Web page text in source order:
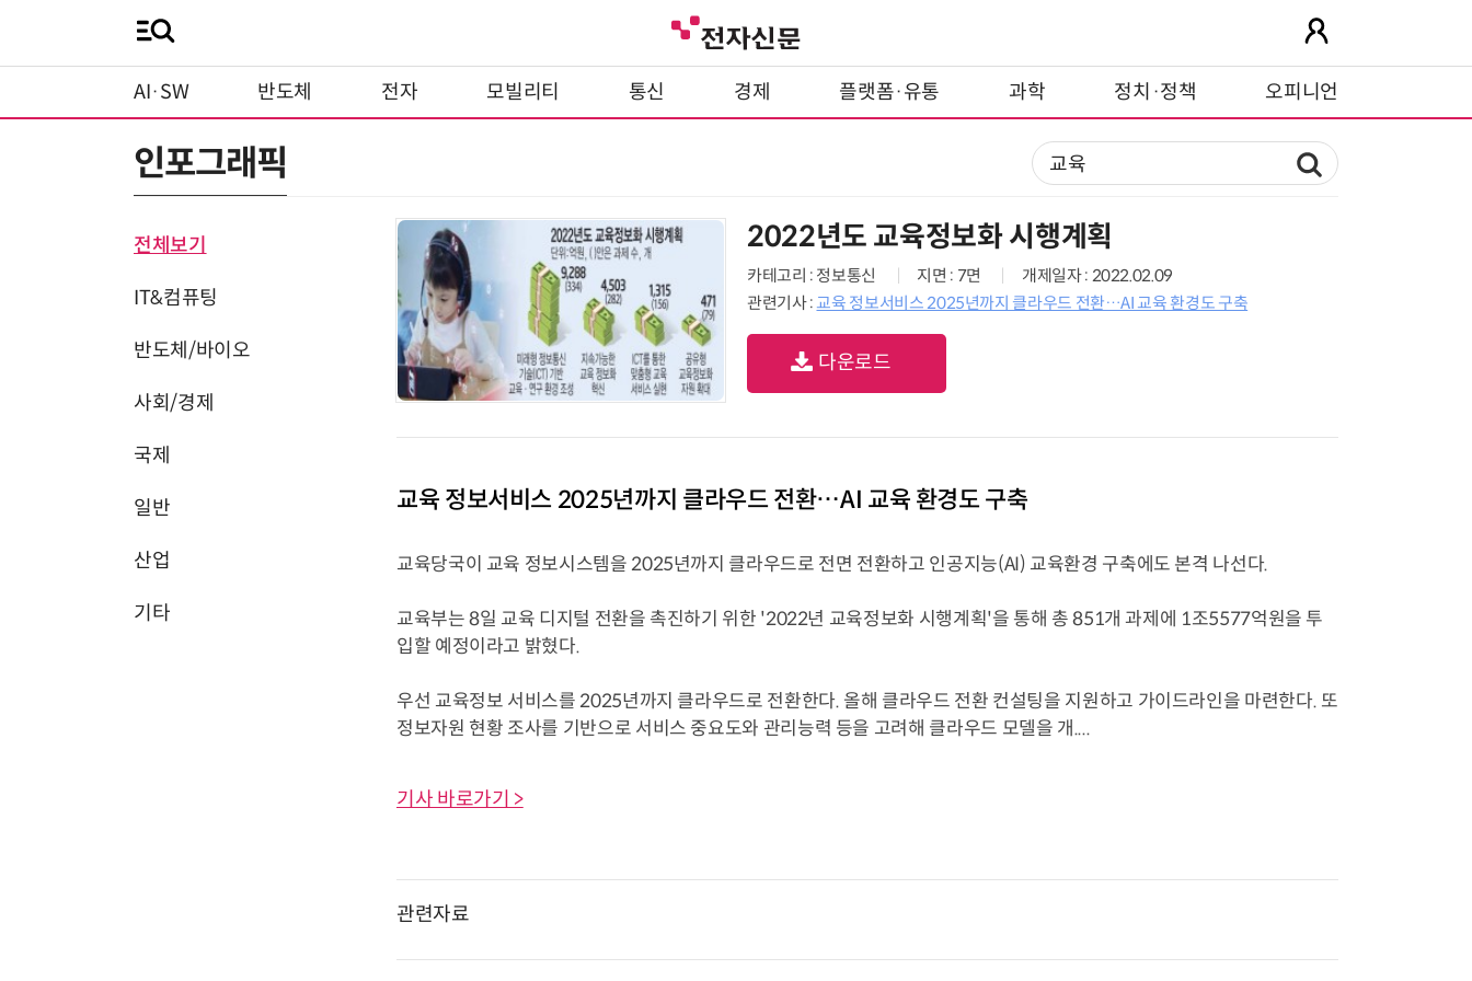
AI·SW 반도체 전자 모빌리티 통신 경제 플랫폼·유통 과학 정치·정책 오피니언
인포그래픽
전체보기
IT&컴퓨팅
반도체/바이오
사회/경제
국제
일반
산업
기타
2022년도 교육정보화 시행계획
카테고리 : 정보통신 지면 : 7면
개제일자 : 2022.02.09
관련기사 :교육 정보서비스 2025년까지 클라우드 전환…AI 교육 환경도 구축
다운로드
교육 정보서비스 2025년까지 클라우드 전환…AI 교육 환경도 구축
교육당국이 교육 정보시스템을 2025년까지 클라우드로 전면 전환하고 인공지능(AI) 교육환경 구축에도 본격 나선다.
교육부는 8일 교육 디지털 전환을 촉진하기 위한 '2022년 교육정보화 시행계획'을 통해 총 851개 과제에 1조5577억원을 투
입할 예정이라고 밝혔다.
우선 교육정보 서비스를 2025년까지 클라우드로 전환한다. 올해 클라우드 전환 컨설팅을 지원하고 가이드라인을 마련한다. 또
정보자원 현황 조사를 기반으로 서비스 중요도와 관리능력 등을 고려해 클라우드 모델을 개....
기사 바로가기 >
관련자료